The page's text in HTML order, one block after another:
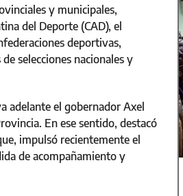
y municipales,
del Deporte (CAD), el
deportivas,
selecciones nacionales y
adelante el gobernador Axel
En ese sentido, destacó
impulsó recientemente el
de acompañamiento y